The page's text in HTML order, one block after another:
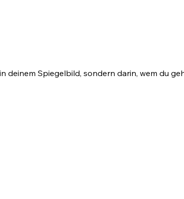
deinem Spiegelbild, sondern darin, wem du